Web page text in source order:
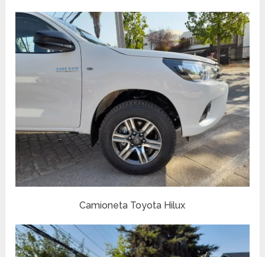
Camioneta Toyota Hilux